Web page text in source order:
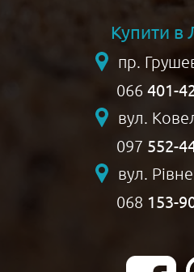
Купити в
пр.
066 401-
вул.
097 552-
вул.
068 153-